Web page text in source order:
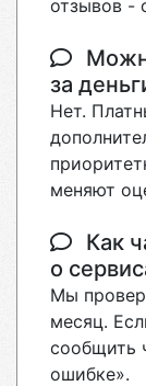
отзывов -
за
Нет.
меняют
Как
о
Мы
месяц.
сообщить
ошибке».